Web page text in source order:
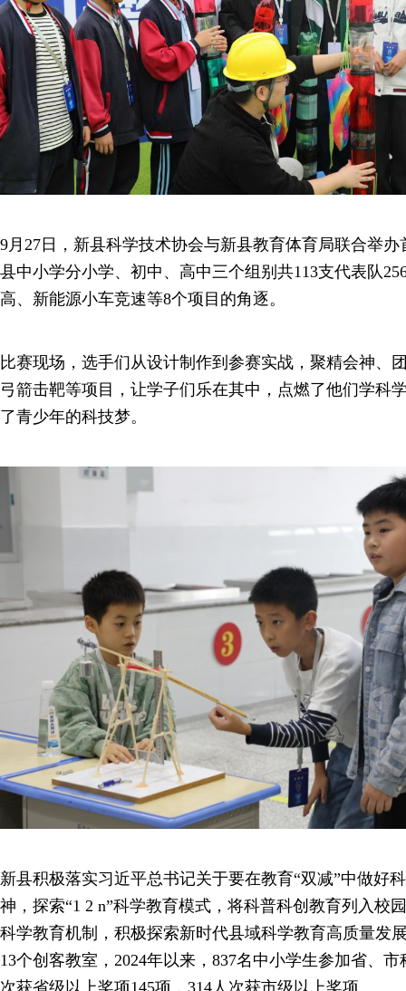
9月27日，新县科学技术协会与新县教育体育局联合举
县中小学分小学、初中、高中三个组别共113支代表队
高、新能源小车竞速等8个项目的角逐。
比赛现场，选手们从设计制作到参赛实战，聚精会神、
弓箭击靶等项目，让学子们乐在其中，点燃了他们学科
了青少年的科技梦。
新县积极落实习近平总书记关于要在教育“双减”中做好
神，探索“1 2 n”科学教育模式，将科普科创教育列入校
科学教育机制，积极探索新时代县域科学教育高质量发
13个创客教室，2024年以来，837名中小学生参加省、
次获省级以上奖项145项，314人次获市级以上奖项。